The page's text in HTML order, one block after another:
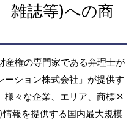
雑誌等)への商
産権の専門家である弁理士が
ション株式会社」が提供す
様々な企業、エリア、商標区
報を提供する国内最大規模